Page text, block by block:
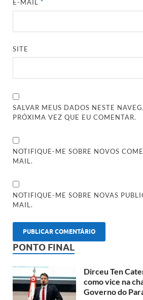
E-MAIL*
SITE
SALVAR MEUS DADOS NESTE
PRÓXIMA VEZ QUE EU COMENTAR.
NOTIFIQUE-ME SOBRE NOVOS
MAIL.
NOTIFIQUE-ME SOBRE NOVAS
MAIL.
PONTO FINAL
Dirceu Ten
como vice na
Governo do